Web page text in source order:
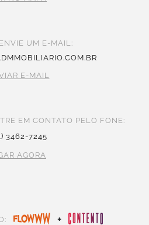
UM E-MAIL:
E-MAIL
EM CONTATO PELO FONE:
3462-7245
AGORA
+